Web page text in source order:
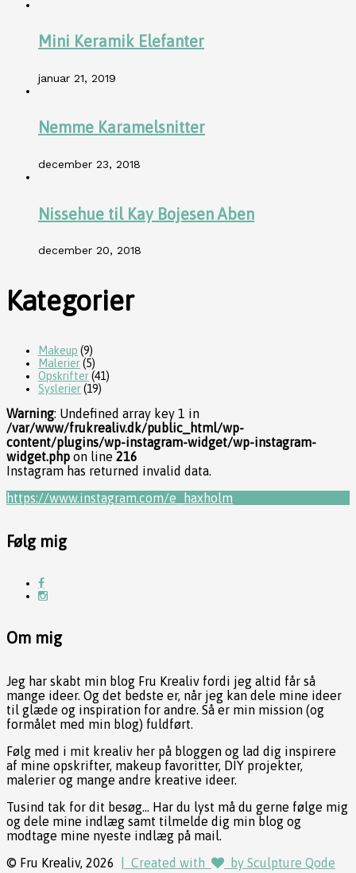
Mini Keramik Elefanter
januar 21, 2019
Nemme Karamelsnitter
december 23, 2018
Nissehue til Kay Bojesen Aben
december 20, 2018
Kategorier
Makeup (9)
Malerier(5)
Opskrifter(41)
Syslerier(19)
Warning: Undefined array key 1 in
/var/www/frukrealiv.dk/public_html/wp-
content/plugins/wp-instagram-widget/wp-instagram-
widget.php on line 216
Instagram has returned invalid data.
https://www.instagram.com/e_haxholm
Følg mig
Om mig
Jeg har skabt min blog Fru Krealiv fordi jeg altid får så
mange ideer. Og det bedste er, når jeg kan dele mine ideer
til glæde og inspiration for andre. Så er min mission (og
formålet med min blog) fuldført.
Følg med i mit krealiv her på bloggen og lad dig inspirere
af mine opskrifter, makeup favoritter, DIY projekter,
malerier og mange andre kreative ideer.
Tusind tak for dit besøg... Har du lyst må du gerne følge mig
og dele mine indlæg samt tilmelde dig min blog og
modtage mine nyeste indlæg på mail.
© Fru Krealiv, 2026
| Created with by Sculpture Qode